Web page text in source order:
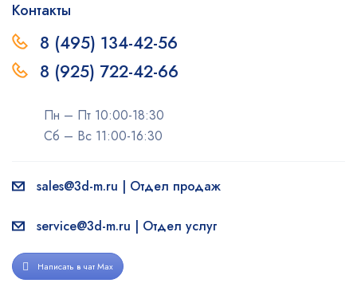
Контакты
8 (495) 134-42-56
8 (925) 722-42-66
Пн – Пт 10:00-18:30
Сб – Вс 11:00-16:30
sales@3d-m.ru | Отдел продаж
service@3d-m.ru | Отдел услуг
Написать в чат Max